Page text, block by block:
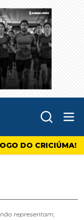
DO CRICIÚMA!
representam,